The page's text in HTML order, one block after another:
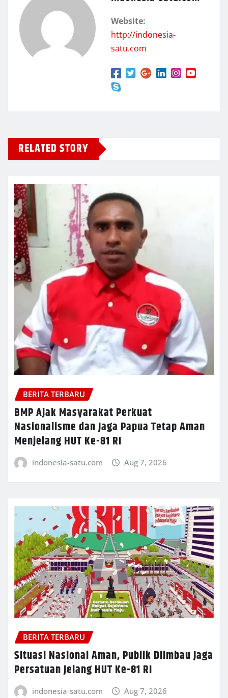
Website:
http://indonesia-
satu.com
RELATED STORY
BERITA TERBARU
BMP Ajak Masyarakat Perkuat
Nasionalisme dan Jaga Papua Tetap Aman
Menjelang HUT Ke-81 RI
indonesia-satu.com Aug 7, 2026
BERITA TERBARU
Situasi Nasional Aman, Publik Diimbau Jaga
Persatuan Jelang HUT Ke-81 RI
indonesia-satu.com Aug 7, 2026